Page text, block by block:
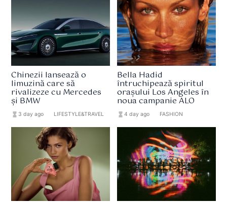
Chinezii lansează o
limuzină care să
rivalizeze cu Mercedes
și BMW
hourglass_full 3 day ago LIFESTYLE&TRAVEL
Bella Hadid
întruchipează spiritul
orașului Los Angeles în
noua campanie ALO
hourglass_full 4 day ago FASHION